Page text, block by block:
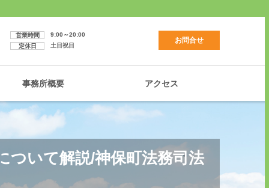
営業時間
9:00～20:00
定休日
土日祝日
お問合せ
事務所概要 アクセス
ついて解説/神保町法務司法